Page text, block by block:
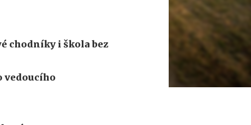
chodníky i škola bez
vedoucího